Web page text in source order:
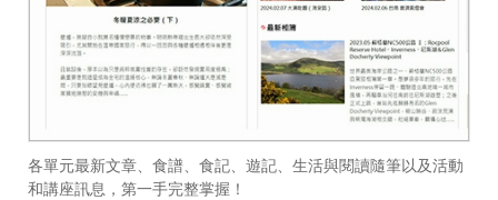
各單元最新文章、食譜、食記、遊記、生活與閱讀隨筆以及活動
和講座訊息，第一手完整掌握！